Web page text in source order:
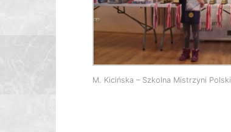
M. Kicińska – Szkolna Mistrzyni Polski